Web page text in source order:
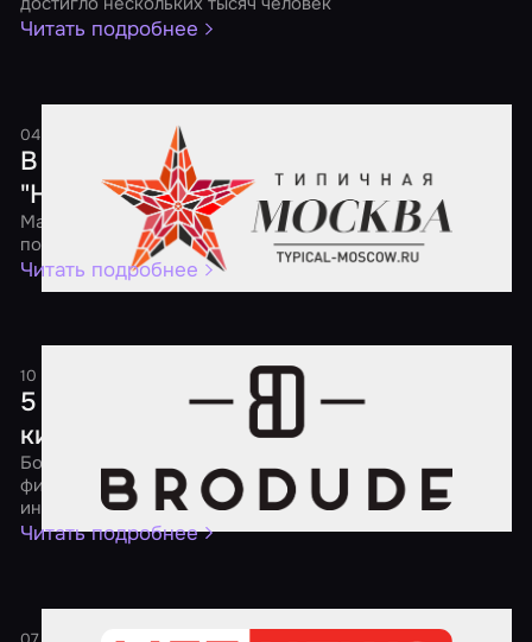
Читать подробнее
04 мая 2017 1 минута
В России пройдет ежегодная акция
"Ночь квестов"
Масштабная федеральная акция будет посвящена
популярным квестам, перформансам и экшн-играм
Читать подробнее
10 апреля 2017
5 советов о том, как порадовать
киномана
Большой выбор квестов по самым разным популярным
фильмам поможет утолить твой кинематографический
интерес
Читать подробнее